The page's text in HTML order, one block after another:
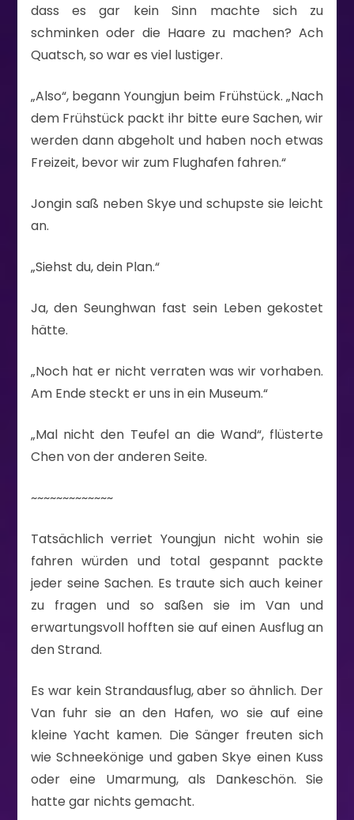
dass es gar kein Sinn machte sich zu
schminken oder die Haare zu machen? Ach
Quatsch, so war es viel lustiger.
„Also“, begann Youngjun beim Frühstück. „Nach
dem Frühstück packt ihr bitte eure Sachen, wir
werden dann abgeholt und haben noch etwas
Freizeit, bevor wir zum Flughafen fahren.“
Jongin saß neben Skye und schupste sie leicht
an.
„Siehst du, dein Plan.“
Ja, den Seunghwan fast sein Leben gekostet
hätte.
„Noch hat er nicht verraten was wir vorhaben.
Am Ende steckt er uns in ein Museum.“
„Mal nicht den Teufel an die Wand“, flüsterte
Chen von der anderen Seite.
~~~~~~~~~~~~~
Tatsächlich verriet Youngjun nicht wohin sie
fahren würden und total gespannt packte
jeder seine Sachen. Es traute sich auch keiner
zu fragen und so saßen sie im Van und
erwartungsvoll hofften sie auf einen Ausflug an
den Strand.
Es war kein Strandausflug, aber so ähnlich. Der
Van fuhr sie an den Hafen, wo sie auf eine
kleine Yacht kamen. Die Sänger freuten sich
wie Schneekönige und gaben Skye einen Kuss
oder eine Umarmung, als Dankeschön. Sie
hatte gar nichts gemacht.